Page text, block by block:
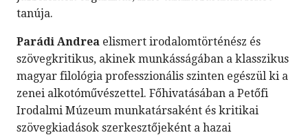
tanúja.
Parádi Andrea elismert irodalomtörténész és
szövegkritikus, akinek munkásságában a klasszikus
magyar filológia professzionális szinten egészül ki a
zenei alkotóművészettel. Főhivatásában a Petőfi
Irodalmi Múzeum munkatársaként és kritikai
szövegkiadások szerkesztőjeként a hazai